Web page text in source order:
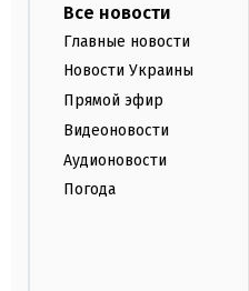
Все новости
Главные новости
Новости Украины
Прямой эфир
Видеоновости
Аудионовости
Погода